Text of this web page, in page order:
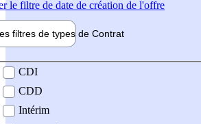
le filtre de date de création de l'offre
filtres de types de Contrat
contrat
CDI
CDD
Intérim